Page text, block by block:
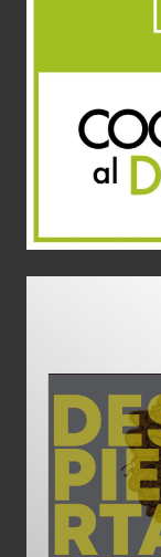
Aplicaciones